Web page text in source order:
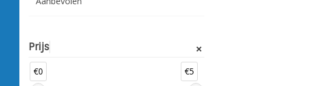
Prijs
€0 €5